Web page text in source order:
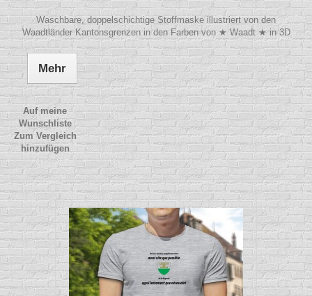
Waschbare, doppelschichtige Stoffmaske illustriert von den
Waadtländer Kantonsgrenzen in den Farben von ★ Waadt ★ in 3D
Mehr
Auf meine
Wunschliste
Zum Vergleich
hinzufügen